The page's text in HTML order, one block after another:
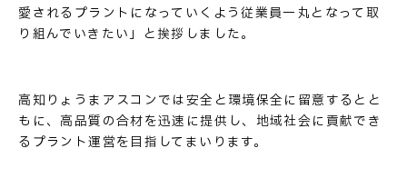
お問い合わせ
愛されるプラントになっていくよう従業員一丸となって取
り組んでいきたい」と挨拶しました。
高知りょうまアスコンでは安全と環境保全に留意するとと
もに、高品質の合材を迅速に提供し、地域社会に貢献でき
るプラント運営を目指してまいります。